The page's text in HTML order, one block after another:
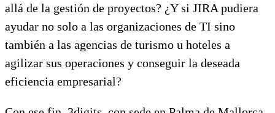
allá de la gestión de proyectos? ¿Y si JIRA pudiera
ayudar no solo a las organizaciones de TI sino
también a las agencias de turismo u hoteles a
agilizar sus operaciones y conseguir la deseada
eficiencia empresarial?